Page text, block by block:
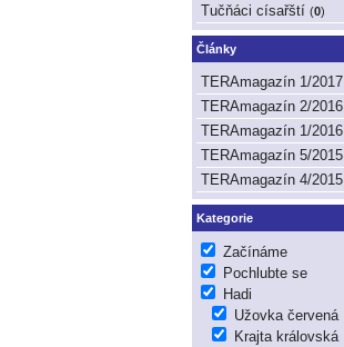
Tučňáci císařští (0)
Články
TERAmagazín 1/2017
TERAmagazín 2/2016
TERAmagazín 1/2016
TERAmagazín 5/2015
TERAmagazín 4/2015
Kategorie
Začínáme
Pochlubte se
Hadi
Užovka červená
Krajta královská